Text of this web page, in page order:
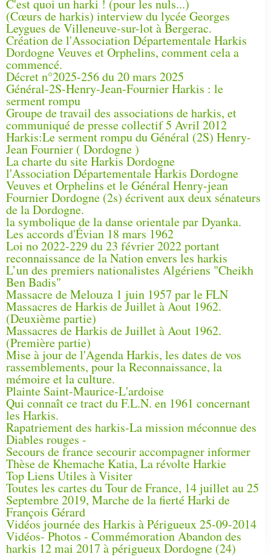
C'est quoi un harki ! (pour les nuls...)
(Cœurs de harkis) interview du lycée Georges
Leygues de Villeneuve-sur-lot à Bergerac.
Création de l'Association Départementale Harkis
Dordogne Veuves et Orphelins, comment cela a
commencé.
Décret n°2025-256 du 20 mars 2025
Général-2S-Henry-Jean-Fournier Harkis : le
serment rompu
Groupe de travail des associations de harkis, et
communiqué de presse collectif 5 Avril 2012
Harkis:Le serment rompu du Général (2S) Henry-
Jean Fournier ( Dordogne )
La charte du site Harkis Dordogne
l'Association Départementale Harkis Dordogne
Veuves et Orphelins et le Général Henry-jean
Fournier Dordogne (2s) écrivent aux deux sénateurs
de la Dordogne.
la symbolique de la danse orientale par Dyanka.
Les accords d'Évian 18 mars 1962
Loi no 2022-229 du 23 février 2022 portant
reconnaissance de la Nation envers les harkis
L’un des premiers nationalistes Algériens "Cheikh
Ben Badis"
Massacre de Melouza 1 juin 1957 par le FLN
Massacres de Harkis de Juillet à Aout 1962.
(Deuxième partie)
Massacres de Harkis de Juillet à Aout 1962.
(Première partie)
Mise à jour de l'Agenda Harkis, les dates de vos
rassemblements, pour la Reconnaissance, la
mémoire et la culture.
Plainte Saint-Maurice-L'ardoise
Qui connaît ce tract du F.L.N. en 1961 concernant
les Harkis.
Rapatriement des harkis-La mission méconnue des
Diables rouges -
Secours de france secourir accompagner informer
Thèse de Khemache Katia, La révolte Harkie
Top Liens Utiles à Visiter
Toutes les cartes du Tour de France, 14 juillet au 25
Septembre 2019, Marche de la fierté Harki de
François Gérard
Vidéos journée des Harkis à Périgueux 25-09-2014
Vidéos- Photos - Commémoration Abandon des
harkis 12 mai 2017 à périgueux Dordogne (24)